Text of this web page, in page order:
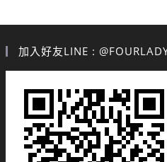
加入好友LINE :